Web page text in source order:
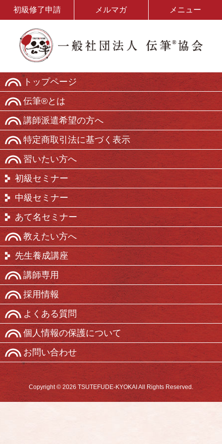
初級修了申請 メルマガ メニュー
トップページ
伝筆®とは
講師派遣希望の方へ
特定商取引法に基づく表示
習いたい方へ
初級セミナー
中級セミナー
あて名セミナー
教えたい方へ
先生養成講座
講師専用
採用情報
よくある質問
個人情報の保護について
お問い合わせ
Copyright © 2026 TSUTEFUDE-KYOKAI All Rights Reserved.